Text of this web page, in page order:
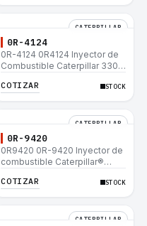
CATERPILLAR
0R-4124
0R-4124 0R4124 Inyector de
Combustible Caterpillar 3306
160H D6R D6H D6R
COTIZAR STOCK
CATERPILLAR
0R-9420
0R9420 0R-9420 Inyector de
combustible Caterpillar®
657E 631E 988F II
COTIZAR STOCK
CATERPILLAR